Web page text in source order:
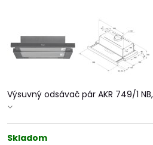
Výsuvný odsávač pár AKR 749/1
Skladom